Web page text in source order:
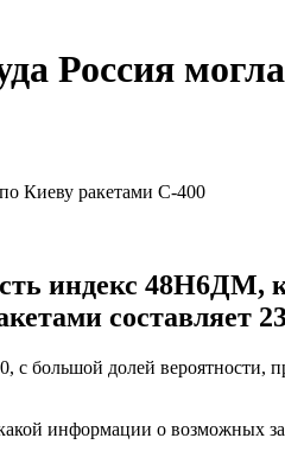
Россия
индекс 48Н6ДМ,
составляет
с большой долей
информации о возможных